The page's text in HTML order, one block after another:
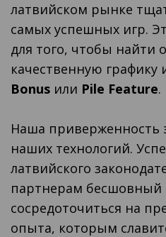
латвийском рынке
самых успешных игр.
для того, чтобы найти
качественную
Bonus или Pile Feature.
Наша приверженность
наших технологий.
латвийского
партнерам бесшовный
сосредоточиться на
опыта, которым